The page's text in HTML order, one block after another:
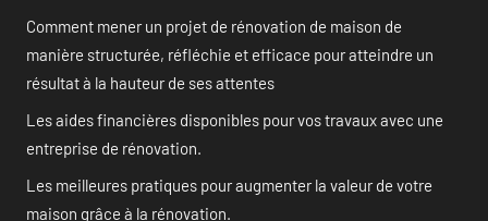
Comment mener un projet de rénovation de maison de
manière structurée, réfléchie et efficace pour atteindre un
résultat à la hauteur de ses attentes
Les aides financières disponibles pour vos travaux avec une
entreprise de rénovation.
Les meilleures pratiques pour augmenter la valeur de votre
maison grâce à la rénovation.